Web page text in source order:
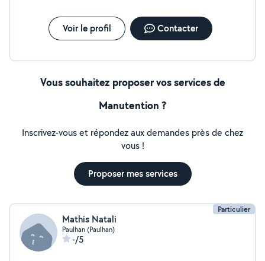
Voir le profil Contacter
Vous souhaitez proposer vos services de
Manutention ?
Inscrivez-vous et répondez aux demandes près de chez
vous !
Proposer mes services
Particulier
Mathis Natali
Paulhan (Paulhan)
-/5